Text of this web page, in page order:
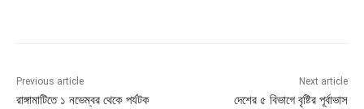
Previous article
রাঙ্গামাটিতে ১ নভেম্বর থেকে পর্যটক
Next article
দেশের ৫ বিভাগে বৃষ্টির পূর্বাভাস